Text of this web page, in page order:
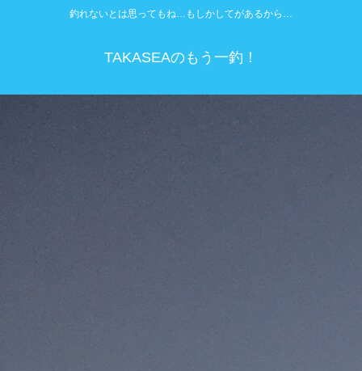
釣れないとは思ってもね…もしかしてがあるから…
TAKASEAのもう一釣！